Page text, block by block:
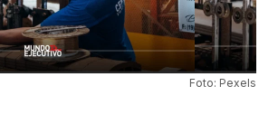
Foto: Pexels